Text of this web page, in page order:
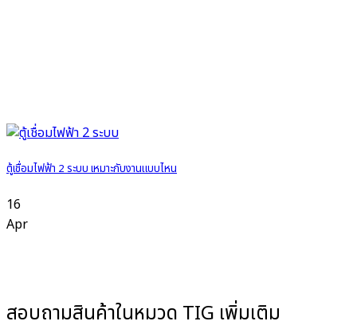
ตู้เชื่อมไฟฟ้า 2 ระบบ เหมาะกับงานแบบไหน
16
Apr
สอบถามสินค้าในหมวด TIG เพิ่มเติม